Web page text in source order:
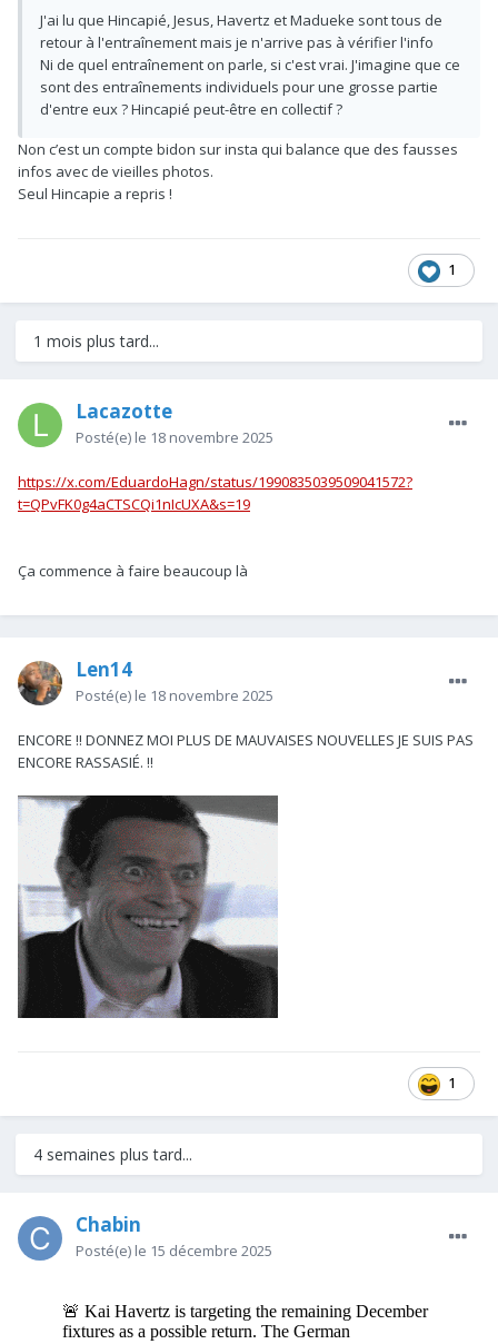
J'ai lu que Hincapié, Jesus, Havertz et Madueke sont tous de
retour à l'entraînement mais je n'arrive pas à vérifier l'info
Ni de quel entraînement on parle, si c'est vrai. J'imagine que ce
sont des entraînements individuels pour une grosse partie
d'entre eux ? Hincapié peut-être en collectif ?
Non c’est un compte bidon sur insta qui balance que des fausses
infos avec de vieilles photos.
Seul Hincapie a repris !
1
1 mois plus tard...
Lacazotte
Posté(e) le 18 novembre 2025
https://x.com/EduardoHagn/status/1990835039509041572?
t=QPvFK0g4aCTSCQi1nIcUXA&s=19
Ça commence à faire beaucoup là
Len14
Posté(e) le 18 novembre 2025
ENCORE !! DONNEZ MOI PLUS DE MAUVAISES NOUVELLES JE SUIS PAS
ENCORE RASSASIÉ. !!
1
4 semaines plus tard...
Chabin
Posté(e) le 15 décembre 2025